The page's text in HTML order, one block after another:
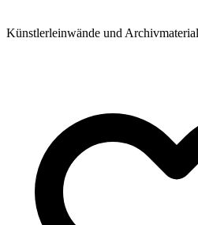
Künstlerleinwände und